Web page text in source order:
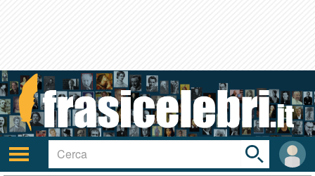
Attiva/disattiva
navigazione
User
area
Toggle
search
bar